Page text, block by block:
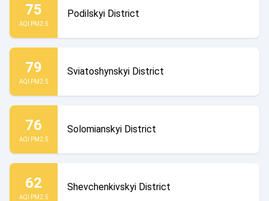
75
AQI PM2.5
Podilskyi District
79
AQI PM2.5
Sviatoshynskyi District
76
AQI PM2.5
Solomianskyi District
62
AQI PM2.5
Shevchenkivskyi District